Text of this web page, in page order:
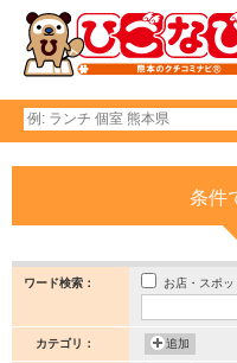
条件
ワード検索： お店・スポ
カテゴリ： 追加